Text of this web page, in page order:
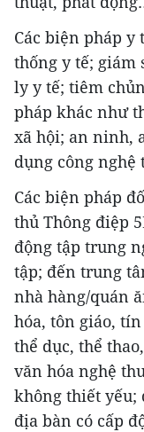
Các biện pháp y
thống y tế; giám
ly y tế; tiêm
pháp khác như
xã hội; an ninh,
dụng công
Các biện pháp
thủ Thông điệp
động tập trung
tập; đến trung
nhà hàng/quán
hóa, tôn giáo,
thể dục, thể
văn hóa nghệ
không thiết yếu;
địa bàn có cấp